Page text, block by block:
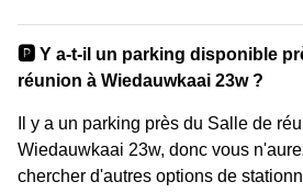
🅿️ Y a-t-il un parking disponible
réunion à Wiedauwkaai 23w ?
Il y a un parking près du Salle de
Wiedauwkaai 23w, donc vous
chercher d'autres options de